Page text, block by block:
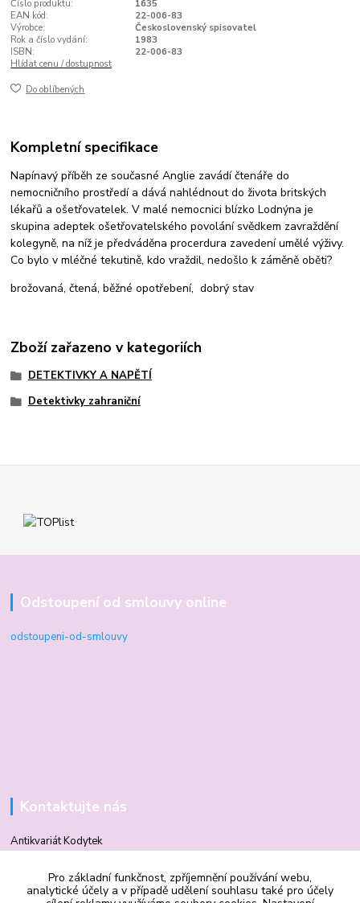
Číslo produktu:
1635
EAN kód:
22-006-83
Výrobce:
Československý spisovatel
Rok a číslo vydání:
1983
ISBN:
22-006-83
Hlídat cenu / dostupnost
Do oblíbených
Kompletní specifikace
Napínavý příběh ze současné Anglie zavádí čtenáře do
nemocničního prostředí a dává nahlédnout do života britských
lékařů a ošetřovatelek. V malé nemocnici blízko Lodnýna je
skupina adeptek ošetřovatelského povolání svědkem zavraždění
kolegyně, na níž je předváděna procerdura zavedení umělé výživy.
Co bylo v mléčné tekutině, kdo vraždil, nedošlo k záměně oběti?
brožovaná, čtená, běžné opotřebení, dobrý stav
Zboží zařazeno v kategoriích
DETEKTIVKY A NAPĚTÍ
Detektivky zahraniční
Odstoupení od smlouvy online
odstoupeni-od-smlouvy
Kontaktujte nás
Antikvariát Kodytek
Mgr. Vilma Kodytková
Pro základní funkčnost, zpříjemnění používání webu,
analytické účely a v případě udělení souhlasu také pro účely